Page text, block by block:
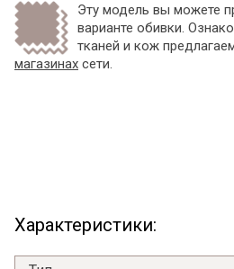
Эту модель вы можете
варианте обивки.
тканей и кож
магазинах сети.
Характеристики: